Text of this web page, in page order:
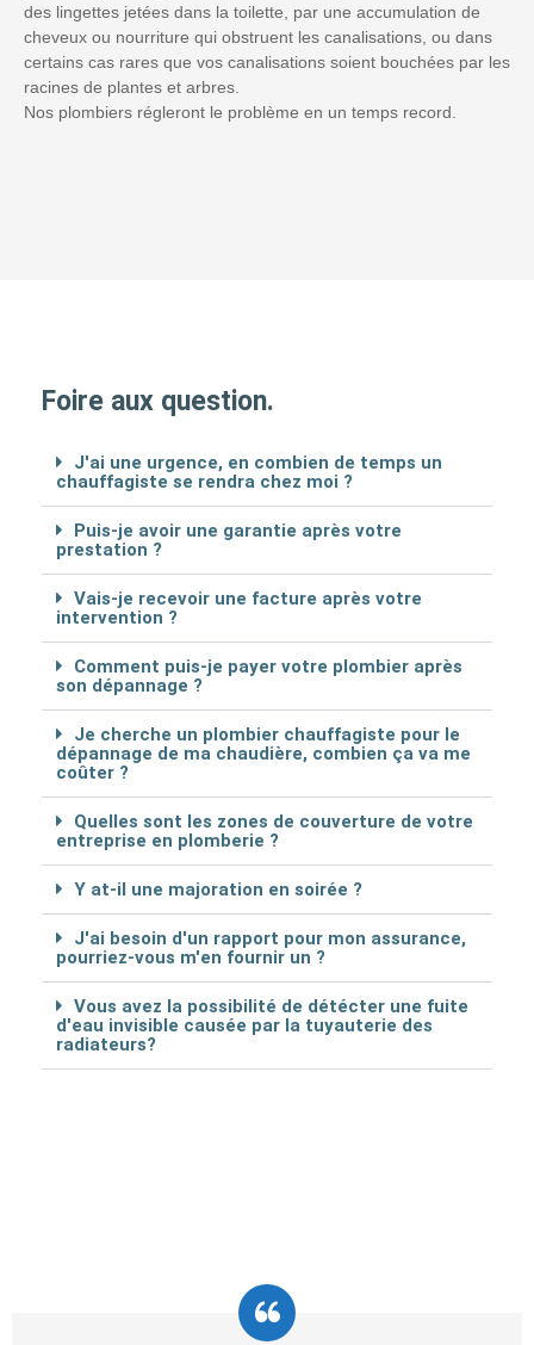
des lingettes jetées dans la toilette, par une accumulation de
cheveux ou nourriture qui obstruent les canalisations, ou dans
certains cas rares que vos canalisations soient bouchées par les
racines de plantes et arbres.
Nos plombiers régleront le problème en un temps record.
Foire aux question.
J'ai une urgence, en combien de temps un
chauffagiste se rendra chez moi ?
Puis-je avoir une garantie après votre
prestation ?
Vais-je recevoir une facture après votre
intervention ?
Comment puis-je payer votre plombier après
son dépannage ?
Je cherche un plombier chauffagiste pour le
dépannage de ma chaudière, combien ça va me
coûter ?
Quelles sont les zones de couverture de votre
entreprise en plomberie ?
Y at-il une majoration en soirée ?
J'ai besoin d'un rapport pour mon assurance,
pourriez-vous m'en fournir un ?
Vous avez la possibilité de détécter une fuite
d'eau invisible causée par la tuyauterie des
radiateurs?